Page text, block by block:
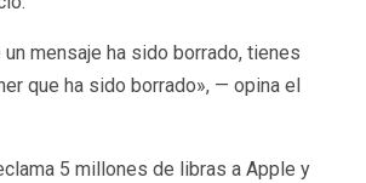
mensaje ha sido borrado, tienes
que ha sido borrado», — opina el
5 millones de libras a Apple y